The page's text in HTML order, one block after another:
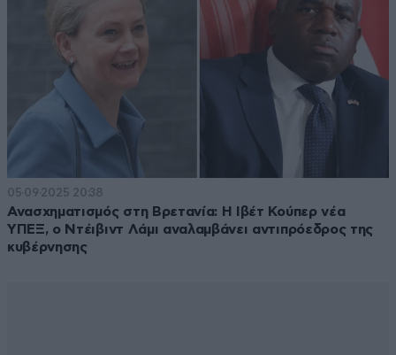
συνέχεια ωστόσο ήταν διαφορετική καθώς
μετά από λίγες
ώρες ο κ. Αποστολάκης απέρριψε την υπουργοποίησή
προκαλώντας οργή στο Μαξίμου.
Εν τέλει και όπως
ανακοινώθηκε 7 ημέρες μετά
υπουργός Κλιματικής
Κρίσης και Πολιτικής Προστασίας έγινε ο πρώην
επίτροπος της Κύπρου στην Ευρωπαϊκή Ένωση,
Χρήστος Στυλιανίδης και υφυπουργός ο πρώην
05·09·2025 20:38
Ανασχηματισμός στη Βρετανία: Η Ιβέτ Κούπερ νέα
ΥΠΕΞ, ο Ντέιβιντ Λάμι αναλαμβάνει αντιπρόεδρος της
κυβέρνησης